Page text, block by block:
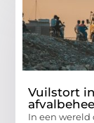
Vuilstort
In een wereld